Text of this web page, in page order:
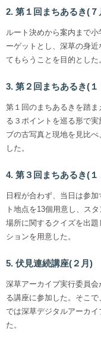
2. 第１回まちあるき(７
ルート決めから案内まで
ーゲットとし、深草の身
てもらうことを目的とした
3. 第２回まちあるき(１
第１回のまちあるきを踏
る３ポイントを巡る形で
ブの古写真と現地を見比
した。
4. 第３回まちあるき(１
日程が合わず、当日は参
ト地点を13個用意し、ス
場所に関するクイズを出
ションを用意した。
5. 伏見連続講座(２月)
深草アーカイブ実行委員
る講座に参加した。そこ
では深草デジタルアーカ
た。